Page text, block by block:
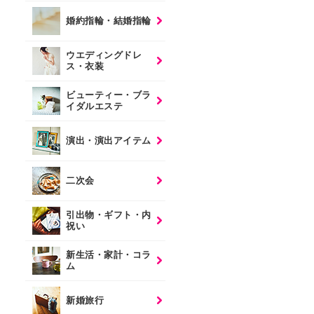
婚約指輪・結婚指輪
ウエディングドレ
ス・衣装
ビューティー・ブラ
イダルエステ
演出・演出アイテム
二次会
引出物・ギフト・内
祝い
新生活・家計・コラ
ム
新婚旅行